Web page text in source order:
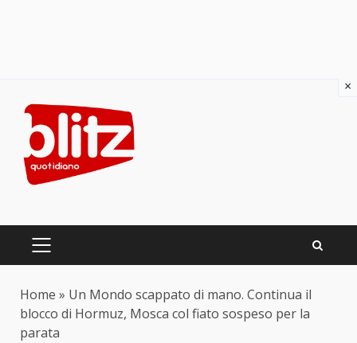
content
PRIMARY
Home » Un Mondo scappato di mano. Continua il
blocco di Hormuz, Mosca col fiato sospeso per la
parata
×